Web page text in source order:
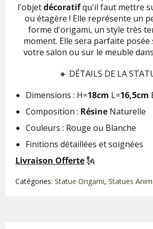
l'objetdécoratifqu'il faut mettre
ou étagère ! Elle représente un
forme d'origami, un style très
moment. Elle sera parfaite posée
votre salon ou sur le meuble
🔸 DÉTAILS DE LA
Dimensions : H=18cm L=16,5cm
Composition : Résine Naturelle
Couleurs : Rouge ou Blanche
Finitions détaillées et soignées
Livraison Offerte🗽
Catégories: Statue Origami, Statues